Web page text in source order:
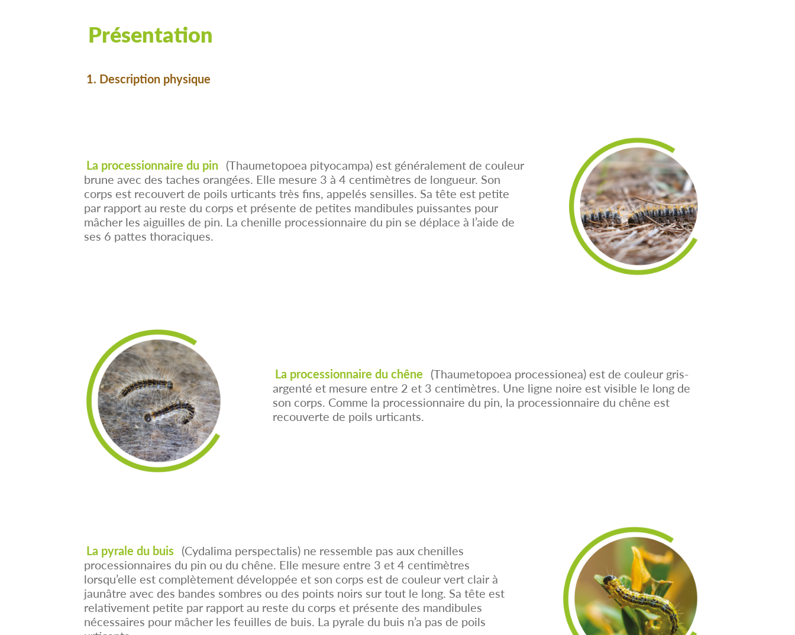
Présentation
1. Description physique
La processionnaire du pin (Thaumetopoea pityocampa) est généralement de couleur
brune avec des taches orangées. Elle mesure 3 à 4 centimètres de longueur. Son
corps est recouvert de poils urticants très fins, appelés sensilles. Sa tête est petite
par rapport au reste du corps et présente de petites mandibules puissantes pour
mâcher les aiguilles de pin. La chenille processionnaire du pin se déplace à l’aide de
ses 6 pattes thoraciques.
La processionnaire du chêne (Thaumetopoea processionea) est de couleur gris-
argenté et mesure entre 2 et 3 centimètres. Une ligne noire est visible le long de
son corps. Comme la processionnaire du pin, la processionnaire du chêne est
recouverte de poils urticants.
La pyrale du buis (Cydalima perspectalis) ne ressemble pas aux chenilles
processionnaires du pin ou du chêne. Elle mesure entre 3 et 4 centimètres
lorsqu’elle est complètement développée et son corps est de couleur vert clair à
jaunâtre avec des bandes sombres ou des points noirs sur tout le long. Sa tête est
relativement petite par rapport au reste du corps et présente des mandibules
nécessaires pour mâcher les feuilles de buis. La pyrale du buis n’a pas de poils